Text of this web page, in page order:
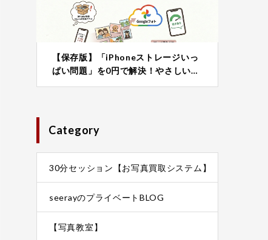
【保存版】「iPhoneストレージいっ
ぱい問題」を0円で解決！やさしい…
Category
30分セッション【お写真買取システム】
seerayのプライベートBLOG
【写真教室】